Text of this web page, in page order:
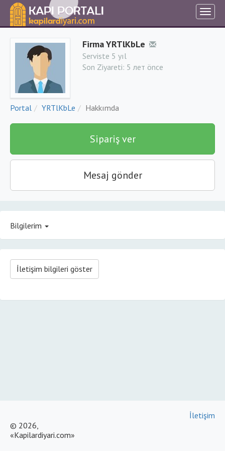
Firma YRTlKbLe
Serviste 5 yıl
Son Ziyareti: 5 лет önce
Portal YRTlKbLe Hakkımda
Sipariş ver
Mesaj gönder
Bilgilerim
İletişim bilgileri göster
© 2026,
«Kapilardiyari.com»
İletişim